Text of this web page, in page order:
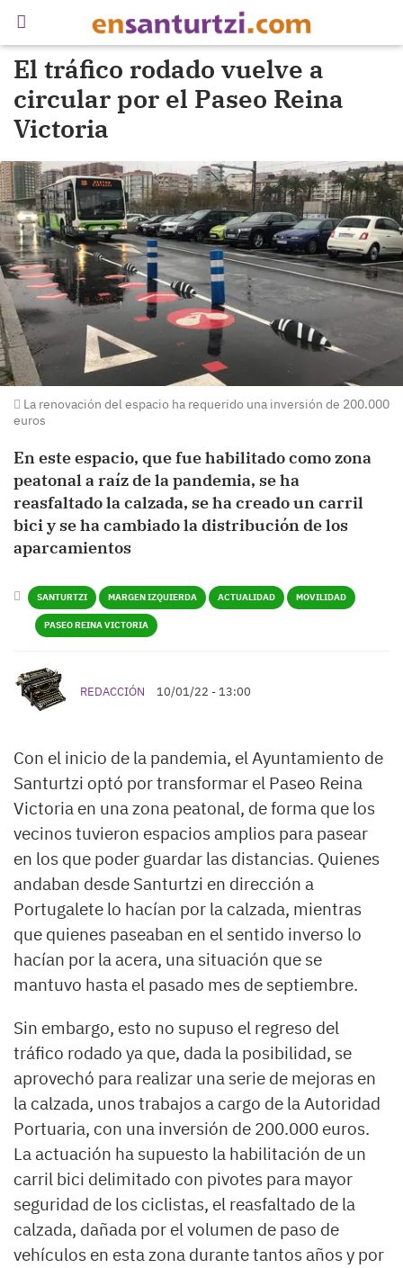
El tráfico rodado vuelve a
circular por el Paseo Reina
Victoria
La renovación del espacio ha requerido una inversión de 200.000
euros
En este espacio, que fue habilitado como zona
peatonal a raíz de la pandemia, se ha
reasfaltado la calzada, se ha creado un carril
bici y se ha cambiado la distribución de los
aparcamientos
SANTURTZI MARGEN IZQUIERDA ACTUALIDAD MOVILIDAD
PASEO REINA VICTORIA
REDACCIÓN 10/01/22 - 13:00
Con el inicio de la pandemia, el Ayuntamiento de
Santurtzi optó por transformar el Paseo Reina
Victoria en una zona peatonal, de forma que los
vecinos tuvieron espacios amplios para pasear
en los que poder guardar las distancias. Quienes
andaban desde Santurtzi en dirección a
Portugalete lo hacían por la calzada, mientras
que quienes paseaban en el sentido inverso lo
hacían por la acera, una situación que se
mantuvo hasta el pasado mes de septiembre.
Sin embargo, esto no supuso el regreso del
tráfico rodado ya que, dada la posibilidad, se
aprovechó para realizar una serie de mejoras en
la calzada, unos trabajos a cargo de la Autoridad
Portuaria, con una inversión de 200.000 euros.
La actuación ha supuesto la habilitación de un
carril bici delimitado con pivotes para mayor
seguridad de los ciclistas, el reasfaltado de la
calzada, dañada por el volumen de paso de
vehículos en esta zona durante tantos años y por